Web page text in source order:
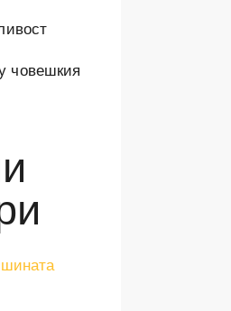
човешкия